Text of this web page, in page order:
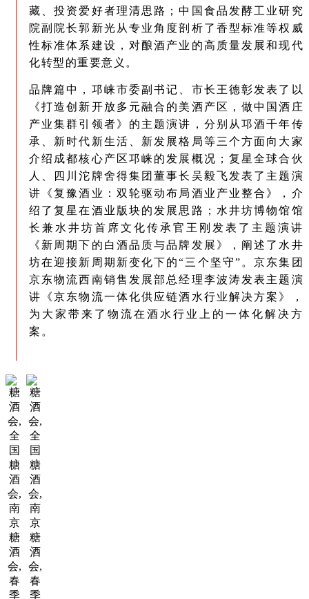
藏、投资爱好者理清思路；中国食品发酵工业研究
院副院长郭新光从专业角度剖析了香型标准等权威
性标准体系建设，对酿酒产业的高质量发展和现代
化转型的重要意义。
品牌篇中，邛崃市委副书记、市长王德彰发表了以
《打造创新开放多元融合的美酒产区，做中国酒庄
产业集群引领者》的主题演讲，分别从邛酒千年传
承、新时代新生活、新发展格局等三个方面向大家
介绍成都核心产区邛崃的发展概况；复星全球合伙
人、四川沱牌舍得集团董事长吴毅飞发表了主题演
讲《复豫酒业：双轮驱动布局酒业产业整合》，介
绍了复星在酒业版块的发展思路；水井坊博物馆馆
长兼水井坊首席文化传承官王刚发表了主题演讲
《新周期下的白酒品质与品牌发展》，阐述了水井
坊在迎接新周期新变化下的“三个坚守”。京东集团
京东物流西南销售发展部总经理李波涛发表主题演
讲《京东物流一体化供应链酒水行业解决方案》，
为大家带来了物流在酒水行业上的一体化解决方
案。